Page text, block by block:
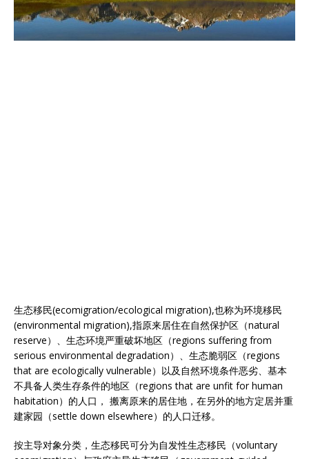
生态移民(ecomigration/ecological migration),也称为环境移民
(environmental migration),指原来居住在自然保护区（natural
reserve）、生态环境严重破坏地区（regions suffering from
serious environmental degradation）、生态脆弱区（regions
that are ecologically vulnerable）以及自然环境条件恶劣、基本
不具备人类生存条件的地区（regions that are unfit for human
habitation）的人口， 搬离原来的居住地，在另外的地方定居并重
建家园（settle down elsewhere）的人口迁移。
按主导对象分类，生态移民可分为自发性生态移民（voluntary